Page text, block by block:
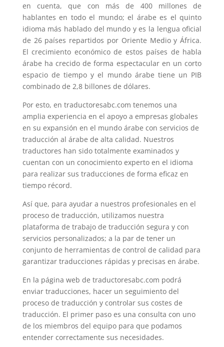
en cuenta, que con más de 400 millones de
hablantes en todo el mundo; el árabe es el quinto
idioma más hablado del mundo y es la lengua oficial
de 26 países repartidos por Oriente Medio y África.
El crecimiento económico de estos países de habla
árabe ha crecido de forma espectacular en un corto
espacio de tiempo y el mundo árabe tiene un PIB
combinado de 2,8 billones de dólares.
Por esto, en traductoresabc.com tenemos una
amplia experiencia en el apoyo a empresas globales
en su expansión en el mundo árabe con servicios de
traducción al árabe de alta calidad. Nuestros
traductores han sido totalmente examinados y
cuentan con un conocimiento experto en el idioma
para realizar sus traducciones de forma eficaz en
tiempo récord.
Así que, para ayudar a nuestros profesionales en el
proceso de traducción, utilizamos nuestra
plataforma de trabajo de traducción segura y con
servicios personalizados; a la par de tener un
conjunto de herramientas de control de calidad para
garantizar traducciones rápidas y precisas en árabe.
En la página web de traductoresabc.com podrá
enviar traducciones, hacer un seguimiento del
proceso de traducción y controlar sus costes de
traducción. El primer paso es una consulta con uno
de los miembros del equipo para que podamos
entender correctamente sus necesidades.